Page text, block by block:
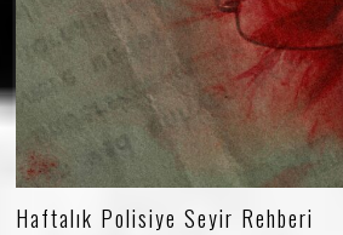
Haftalık Polisiye Seyir Rehberi